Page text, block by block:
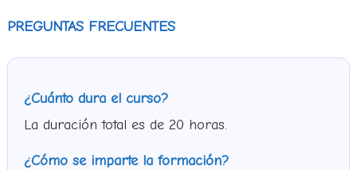
PREGUNTAS FRECUENTES
¿Cuánto dura el curso?
La duración total es de 20 horas.
¿Cómo se imparte la formación?